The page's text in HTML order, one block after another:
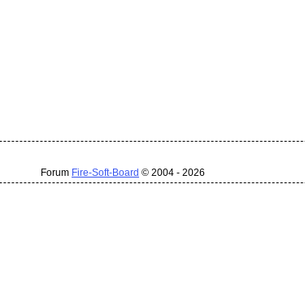
Forum Fire-Soft-Board © 2004 - 2026